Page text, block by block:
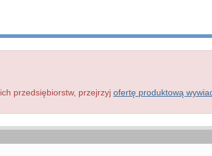
przedsiębiorstw, przejrzyj ofertę produktową